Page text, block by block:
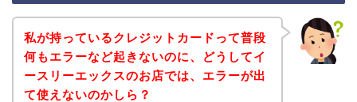
私が持っているクレジットカードって普段
何もエラーなど起きないのに、どうしてイ
ースリーエックスのお店では、エラーが出
て使えないのかしら？